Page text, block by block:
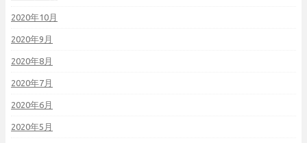
2020年10月
2020年9月
2020年8月
2020年7月
2020年6月
2020年5月